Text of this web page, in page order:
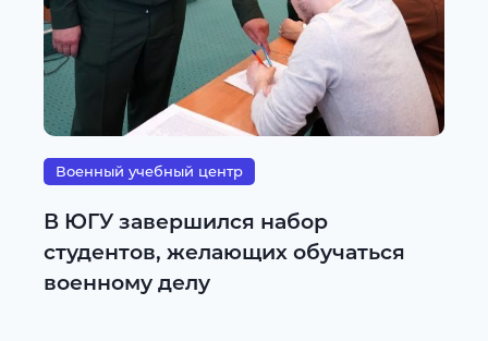
Военный учебный центр
В ЮГУ завершился набор
студентов, желающих обучаться
военному делу